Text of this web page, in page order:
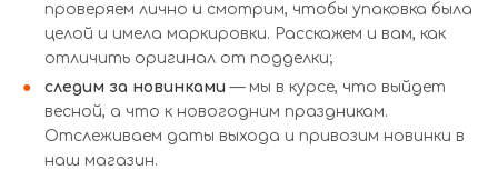
проверяем лично и смотрим, чтобы упаковка была
целой и имела маркировки. Расскажем и вам, как
отличить оригинал от подделки;
следим за новинками — мы в курсе, что выйдет
весной, а что к новогодним праздникам.
Отслеживаем даты выхода и привозим новинки в
наш магазин.